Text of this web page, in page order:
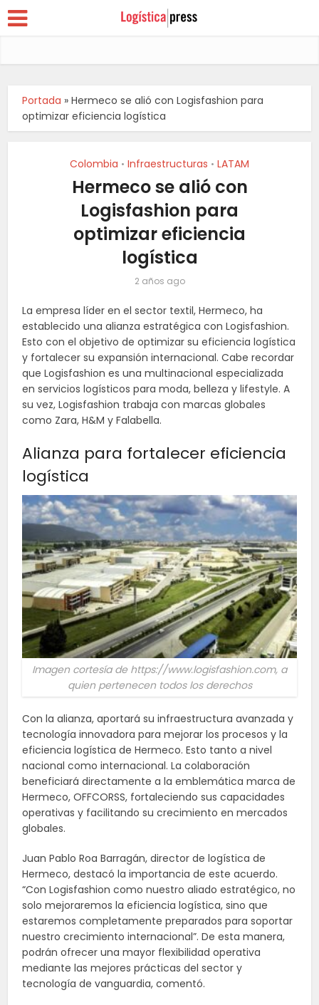
Portada »Hermeco se alió con Logisfashion para
optimizar eficiencia logística
Colombia • Infraestructuras • LATAM
Hermeco se alió con
Logisfashion para
optimizar eficiencia
logística
2 años ago
La empresa líder en el sector textil, Hermeco, ha
establecido una alianza estratégica con Logisfashion.
Esto con el objetivo de optimizar su eficiencia logística
y fortalecer su expansión internacional. Cabe recordar
que Logisfashion es una multinacional especializada
en servicios logísticos para moda, belleza y lifestyle. A
su vez, Logisfashion trabaja con marcas globales
como Zara, H&M y Falabella.
Alianza para fortalecer eficiencia
logística
Imagen cortesía de https://www.logisfashion.com, a
quien pertenecen todos los derechos
Con la alianza, aportará su infraestructura avanzada y
tecnología innovadora para mejorar los procesos y la
eficiencia logística de Hermeco. Esto tanto a nivel
nacional como internacional. La colaboración
beneficiará directamente a la emblemática marca de
Hermeco, OFFCORSS, fortaleciendo sus capacidades
operativas y facilitando su crecimiento en mercados
globales.
Juan Pablo Roa Barragán, director de logística de
Hermeco, destacó la importancia de este acuerdo.
“Con Logisfashion como nuestro aliado estratégico, no
solo mejoraremos la eficiencia logística, sino que
estaremos completamente preparados para soportar
nuestro crecimiento internacional”. De esta manera,
podrán ofrecer una mayor flexibilidad operativa
mediante las mejores prácticas del sector y
tecnología de vanguardia, comentó.